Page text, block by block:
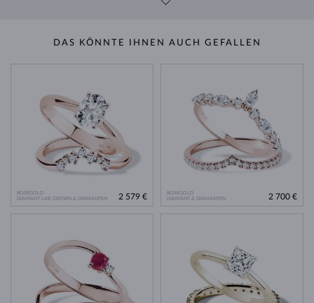
DAS KÖNNTE IHNEN AUCH GEFALLEN
ROSÉGOLD
DIAMANT LAB GROWN & DIAMANTEN
2 579 €
ROSÉGOLD
DIAMANT & DIAMANTEN
2 700 €